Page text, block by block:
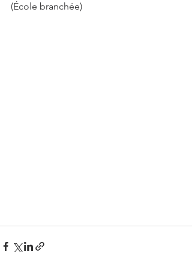
(École branchée)